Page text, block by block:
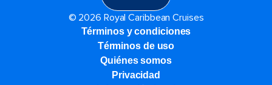
© 2026 Royal Caribbean Cruises
Términos y condiciones
Términos de uso
Quiénes somos
Privacidad